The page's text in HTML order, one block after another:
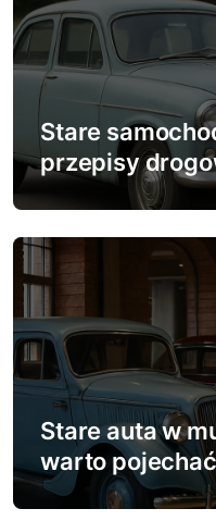
u
Stare
przepisy
Stare auta w
warto pojechać